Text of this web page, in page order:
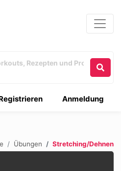
Anmeldung
Übungen Stretching/Dehnen